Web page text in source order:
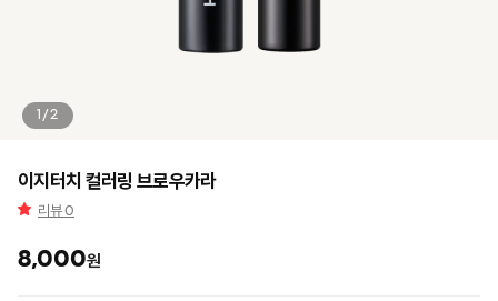
1/2
이지터치 컬러링 브로우카라
리뷰0
8,000원